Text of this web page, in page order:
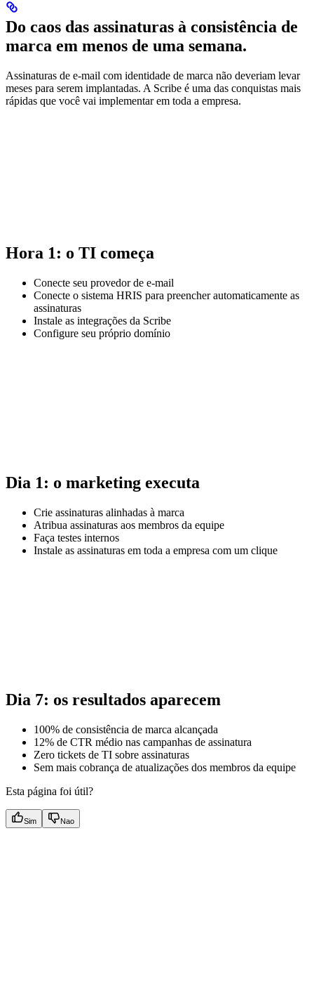
Do caos das assinaturas à consistência de
marca em menos de uma semana.
Assinaturas de e-mail com identidade de marca não deveriam levar
meses para serem implantadas. A Scribe é uma das conquistas mais
rápidas que você vai implementar em toda a empresa.
Hora 1: o TI começa
Conecte seu provedor de e-mail
Conecte o sistema HRIS para preencher automaticamente as
assinaturas
Instale as integrações da Scribe
Configure seu próprio domínio
Dia 1: o marketing executa
Crie assinaturas alinhadas à marca
Atribua assinaturas aos membros da equipe
Faça testes internos
Instale as assinaturas em toda a empresa com um clique
Dia 7: os resultados aparecem
100% de consistência de marca alcançada
12% de CTR médio nas campanhas de assinatura
Zero tickets de TI sobre assinaturas
Sem mais cobrança de atualizações dos membros da equipe
Esta página foi útil?
Sim Nao